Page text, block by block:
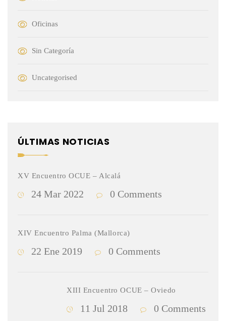
Oficinas
Sin Categoría
Uncategorised
ÚLTIMAS NOTICIAS
XV Encuentro OCUE – Alcalá
24 Mar 2022 0 Comments
XIV Encuentro Palma (Mallorca)
22 Ene 2019 0 Comments
XIII Encuentro OCUE – Oviedo
11 Jul 2018 0 Comments